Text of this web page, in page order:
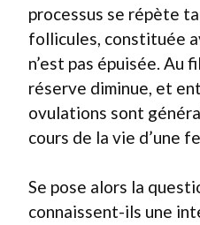
processus se répète
follicules, constituée
n’est pas épuisée. Au
réserve diminue, et
ovulations sont
cours de la vie d’une
Se pose alors la
connaissent-ils une